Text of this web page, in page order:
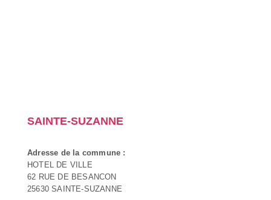
SAINTE-SUZANNE
Adresse de la commune :
HOTEL DE VILLE
62 RUE DE BESANCON
25630 SAINTE-SUZANNE